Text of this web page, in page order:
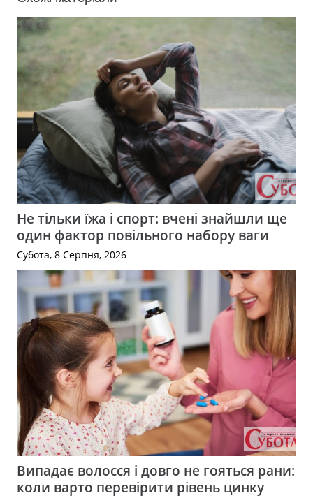
Не тільки їжа і спорт: вчені знайшли ще
один фактор повільного набору ваги
Субота, 8 Серпня, 2026
Випадає волосся і довго не гояться рани:
коли варто перевірити рівень цинку